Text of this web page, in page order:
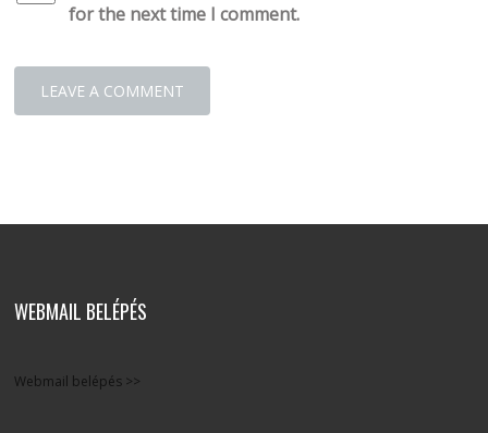
for the next time I comment.
WEBMAIL BELÉPÉS
Webmail belépés >>